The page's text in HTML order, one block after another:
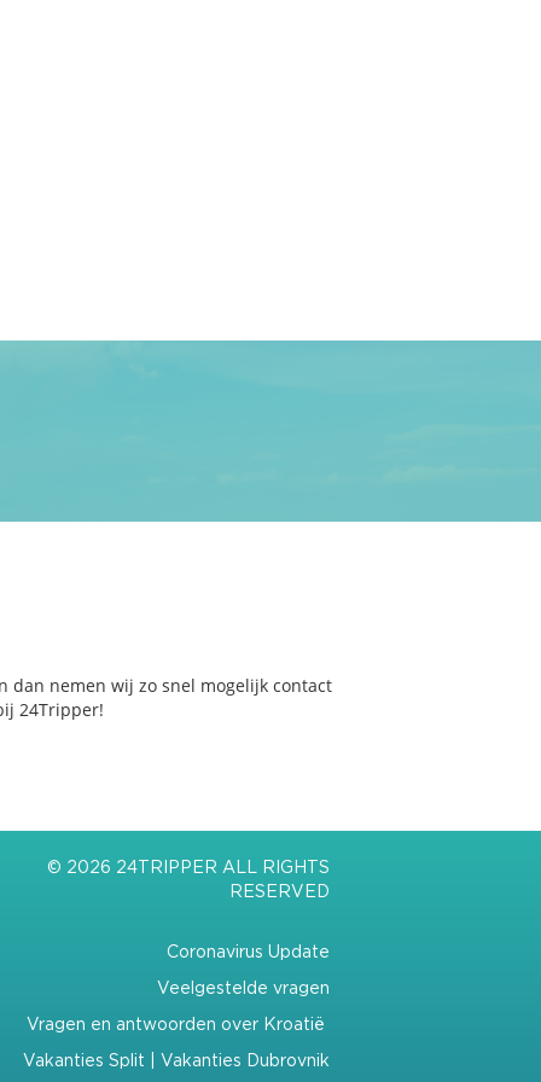
dan nemen wij zo snel mogelijk contact
24Tripper!
© 2026 24TRIPPER ALL RIGHTS
RESERVED
Coronavirus Update
Veelgestelde vragen
Vragen en antwoorden over Kroatië
Vakanties Split
Vakanties Dubrovnik